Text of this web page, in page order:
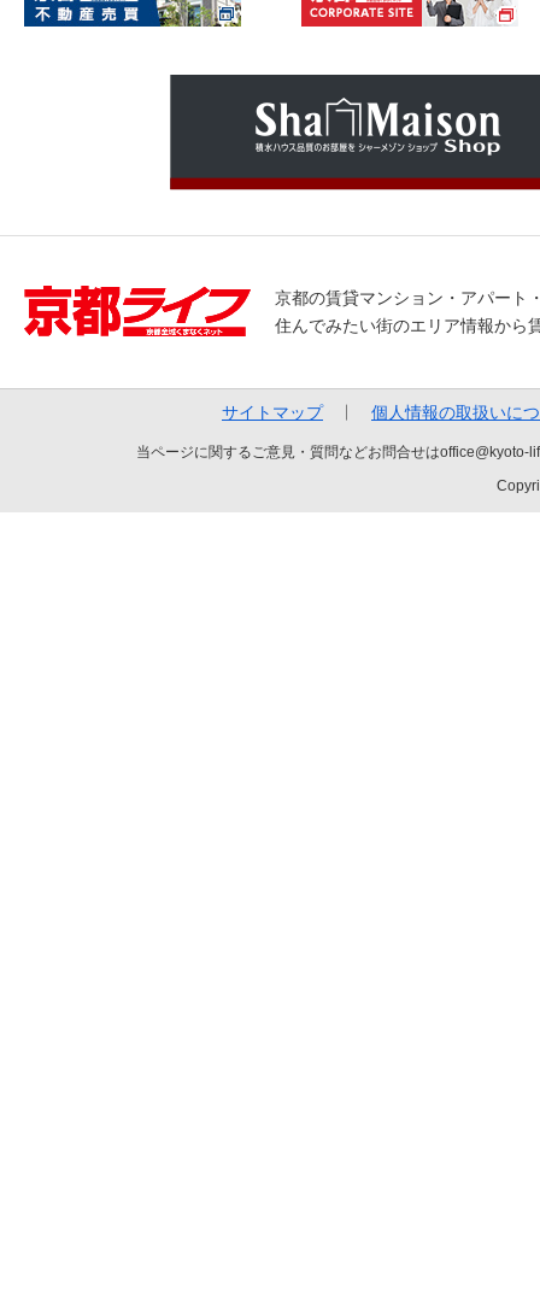
京都の賃貸マンション・アパート
住んでみたい街のエリア情報から
サイトマップ 個人情報の取扱いに
当ページに関するご意見・質問などお問合せは